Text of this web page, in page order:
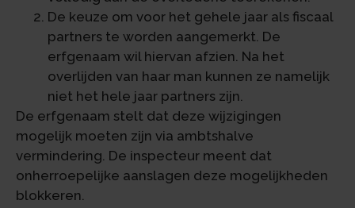
De keuze om voor het gehele jaar als fiscaal
partners te worden aangemerkt. De
erfgenaam wil hiervan afzien. Na het
overlijden van haar man kunnen ze namelijk
niet het hele jaar partners zijn.
De erfgenaam stelt dat deze wijzigingen
mogelijk moeten zijn via ambtshalve
vermindering. De inspecteur meent dat
onherroepelijke aanslagen deze mogelijkheden
blokkeren.